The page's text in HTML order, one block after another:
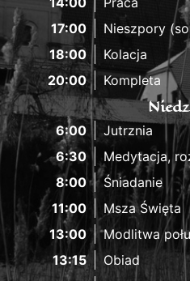
17:00
Nieszpory
18:00
Kolacja
20:00
Kompleta
6:00
Jutrznia
6:30
Medytacja,
8:00
Śniadanie
11:00
Msza Święta
13:00
Modlitwa
13:15
Obiad